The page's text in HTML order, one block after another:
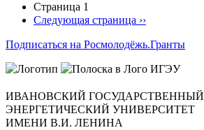
Страница 1
Следующая страница ››
Подписаться на Росмолодёжь.Гранты
ИВАНОВСКИЙ ГОСУДАРСТВЕННЫЙ
ЭНЕРГЕТИЧЕСКИЙ УНИВЕРСИТЕТ
ИМЕНИ В.И. ЛЕНИНА